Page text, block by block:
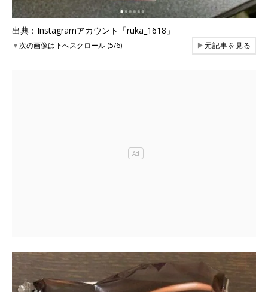
出典：Instagramアカウント「ruka_1618」
▼次の画像は下へスクロール (5/6) ▶元記事を見る